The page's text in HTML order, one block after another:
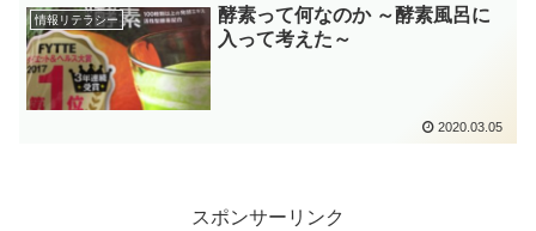
情報リテラシー
酵素って何なのか ～酵素風呂に
入って考えた～
2020.03.05
スポンサーリンク